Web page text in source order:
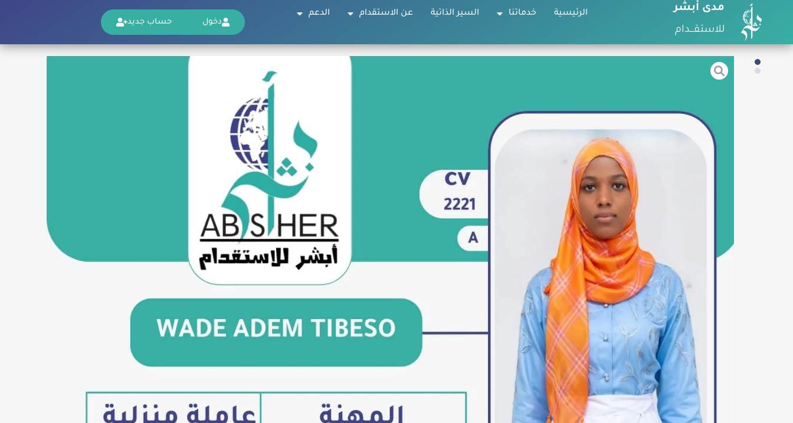
مدى أبشر
للاستقـــدام
الرئيسية خدماتنا السير الذاتية عن الاستقدام الدعم
دخول حساب جديد